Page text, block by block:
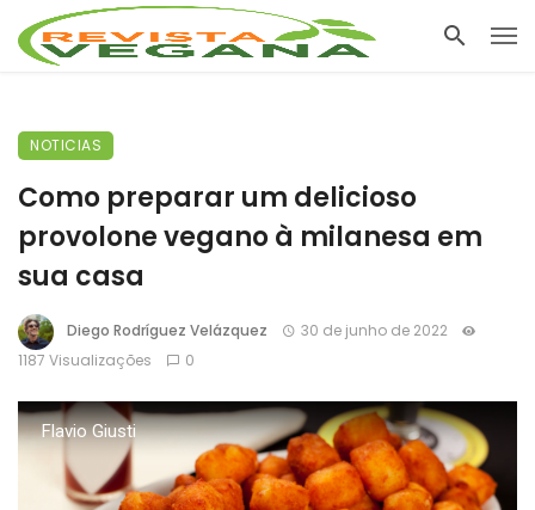
NOTICIAS
Como preparar um delicioso
provolone vegano à milanesa em
sua casa
Diego Rodríguez Velázquez
30 de junho de 2022
1187 Visualizações
0
Flavio Giusti